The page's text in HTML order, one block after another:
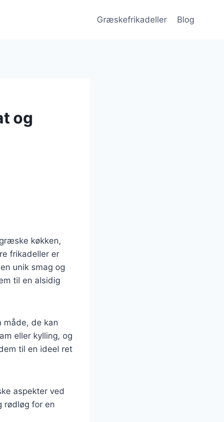
Græskefrikadeller Blog
og
køkken,
frikadeller er
unik smag og
til en alsidig
måde, de kan
eller kylling, og
til en ideel ret
aspekter ved
rødløg for en